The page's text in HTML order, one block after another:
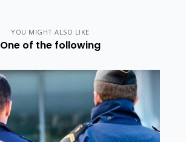
YOU MIGHT ALSO LIKE
One of the following